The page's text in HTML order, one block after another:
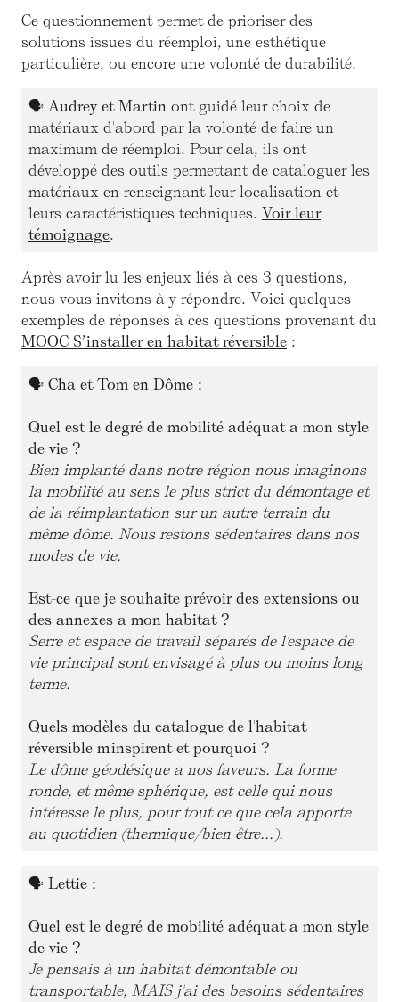
Ce questionnement permet de prioriser des
solutions issues du réemploi, une esthétique
particulière, ou encore une volonté de durabilité.
🗣 Audrey et Martin ont guidé leur choix de
matériaux d'abord par la volonté de faire un
maximum de réemploi. Pour cela, ils ont
développé des outils permettant de cataloguer les
matériaux en renseignant leur localisation et
leurs caractéristiques techniques. Voir leur
témoignage.
Après avoir lu les enjeux liés à ces 3 questions,
nous vous invitons à y répondre. Voici quelques
exemples de réponses à ces questions provenant du
MOOC S’installer en habitat réversible :
🗣 Cha et Tom en Dôme :
Quel est le degré de mobilité adéquat a mon style
de vie ?
Bien implanté dans notre région nous imaginons
la mobilité au sens le plus strict du démontage et
de la réimplantation sur un autre terrain du
même dôme. Nous restons sédentaires dans nos
modes de vie.
Est-ce que je souhaite prévoir des extensions ou
des annexes a mon habitat ?
Serre et espace de travail séparés de l'espace de
vie principal sont envisagé à plus ou moins long
terme.
Quels modèles du catalogue de l'habitat
réversible m'inspirent et pourquoi ?
Le dôme géodésique a nos faveurs. La forme
ronde, et même sphérique, est celle qui nous
intéresse le plus, pour tout ce que cela apporte
au quotidien (thermique/bien être...).
🗣 Lettie :
Quel est le degré de mobilité adéquat a mon style
de vie ?
Je pensais à un habitat démontable ou
transportable, MAIS j'ai des besoins sédentaires